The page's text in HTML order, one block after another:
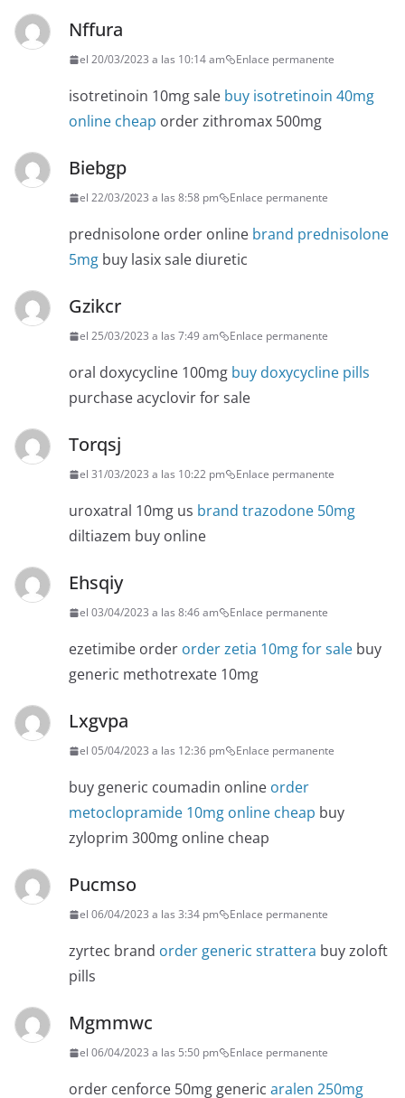
Nffura
el 20/03/2023 a las 10:14 am Enlace permanente
isotretinoin 10mg sale buy isotretinoin 40mg
online cheap order zithromax 500mg
Biebgp
el 22/03/2023 a las 8:58 pm Enlace permanente
prednisolone order online brand prednisolone
5mg buy lasix sale diuretic
Gzikcr
el 25/03/2023 a las 7:49 am Enlace permanente
oral doxycycline 100mg buy doxycycline pills
purchase acyclovir for sale
Torqsj
el 31/03/2023 a las 10:22 pm Enlace permanente
uroxatral 10mg us brand trazodone 50mg
diltiazem buy online
Ehsqiy
el 03/04/2023 a las 8:46 am Enlace permanente
ezetimibe order order zetia 10mg for sale buy
generic methotrexate 10mg
Lxgvpa
el 05/04/2023 a las 12:36 pm Enlace permanente
buy generic coumadin online order
metoclopramide 10mg online cheap buy
zyloprim 300mg online cheap
Pucmso
el 06/04/2023 a las 3:34 pm Enlace permanente
zyrtec brand order generic strattera buy zoloft
pills
Mgmmwc
el 06/04/2023 a las 5:50 pm Enlace permanente
order cenforce 50mg generic aralen 250mg